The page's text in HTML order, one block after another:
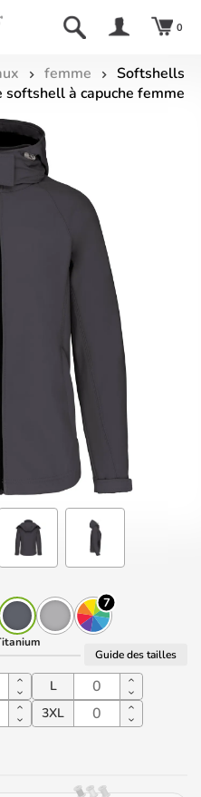
0
femme
Softshells
à capuche femme
7
Guide des tailles
L
3XL